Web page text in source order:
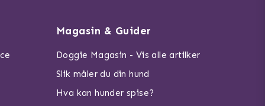
Magasin & Guider
Doggie Magasin - Vis alle artilker
Slik måler du din hund
Hva kan hunder spise?